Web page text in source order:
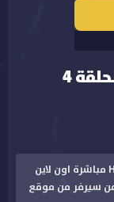
مشاهدة مسلسل أولاد الراعي الحلقة 4
مشاهدة مسلسل أولاد الراعي الحلقة 4 الرابعة HD مباشرة اون لاين
سيرفر من موقع